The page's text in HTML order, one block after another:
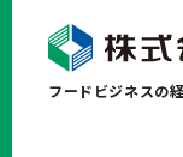
フードビジネスの